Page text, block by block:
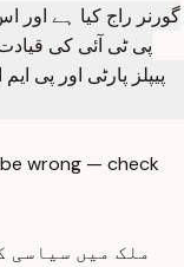
گورنر راج کیا ہے
پی ٹی آئی کی
پیپلز پارٹی اور پی
wrong — check
ملک میں سیاسی